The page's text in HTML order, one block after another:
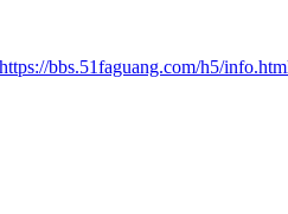
https://bbs.51faguang.com/h5/